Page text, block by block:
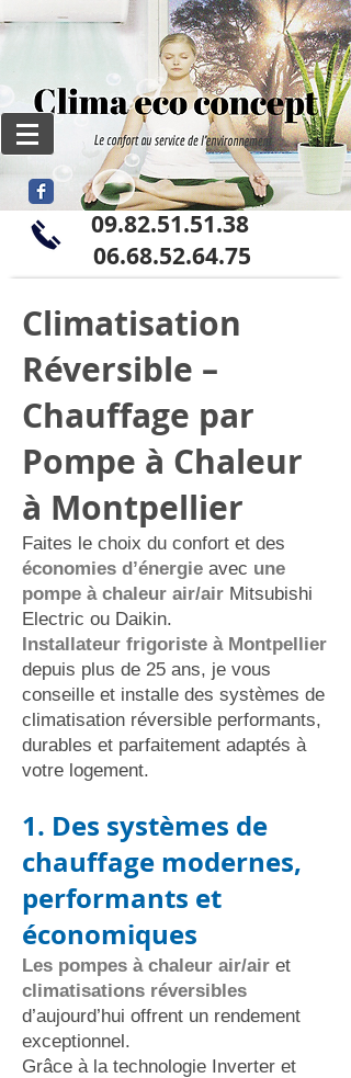
09.82.51.51.38
06.68.52.64.75
Climatisation
Réversible –
Chauffage par
Pompe à Chaleur
à Montpellier
Faites le choix du confort et des
économies d’énergie avec une
pompe à chaleur air/air Mitsubishi
Electric ou Daikin.
Installateur frigoriste à Montpellier
depuis plus de 25 ans, je vous
conseille et installe des systèmes de
climatisation réversible performants,
durables et parfaitement adaptés à
votre logement.
1. Des systèmes de
chauffage modernes,
performants et
économiques
Les pompes à chaleur air/air et
climatisations réversibles
d’aujourd’hui offrent un rendement
exceptionnel.
Grâce à la technologie Inverter et